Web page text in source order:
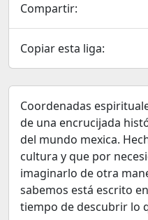
Compartir:
Copiar esta liga:
Coordenadas
de una encrucijada
del mundo mexica.
cultura y que por
imaginarlo de otra
sabemos está escrito
tiempo de descubrir lo